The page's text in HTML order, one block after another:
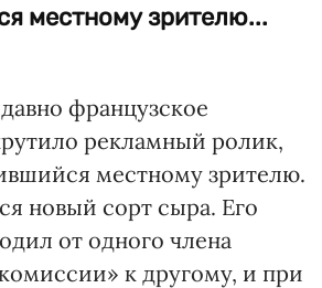
местному зрителю...
французское
рекламный ролик,
местному зрителю.
новый сорт сыра. Его
от одного члена
к другому, и при